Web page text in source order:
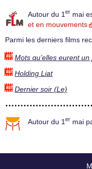
Autour du 1 er mai
et en mouvements
Parmi les derniers films
Mots qu’elles eurent un
Holding Liat
Dernier soir (Le)
Autour du 1 er mai